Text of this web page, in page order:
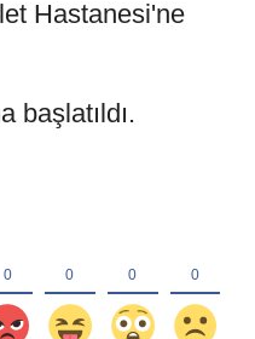
Hastanesi'ne
başlatıldı.